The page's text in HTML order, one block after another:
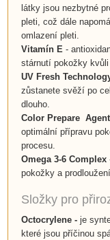
látky jsou nezbytné
pleti, což dále
omlazení pleti.
Vitamín E -
stárnutí pokožky
UV Fresh
zůstanete svěží po
dlouho.
Color Prepare
optimální přípravu
procesu.
Omega 3-6 Complex
pokožky a
Složky pro
Octocrylene -je
které jsou příčinou